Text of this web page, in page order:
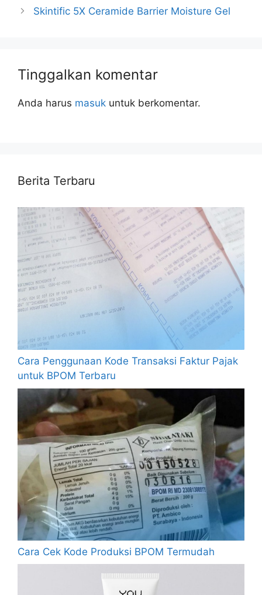
Skintific 5X Ceramide Barrier Moisture Gel
Tinggalkan komentar
Anda harus masuk untuk berkomentar.
Berita Terbaru
Cara Penggunaan Kode Transaksi Faktur Pajak
untuk BPOM Terbaru
Cara Cek Kode Produksi BPOM Termudah